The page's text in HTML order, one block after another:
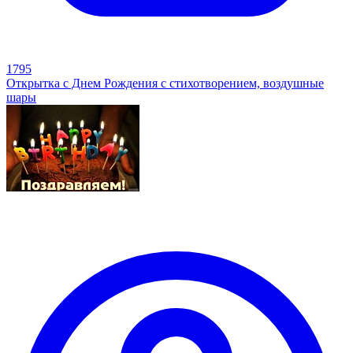
1795
Открытка с Днем Рождения с стихотворением, воздушные
шары